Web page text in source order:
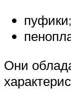
пуфики;
Они